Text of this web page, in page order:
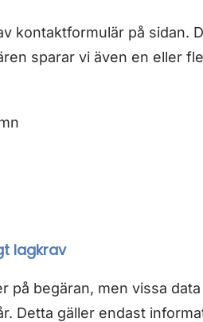
kontaktformulär på sidan.
sparar vi även en eller
lagkrav
på begäran, men vissa
Detta gäller endast